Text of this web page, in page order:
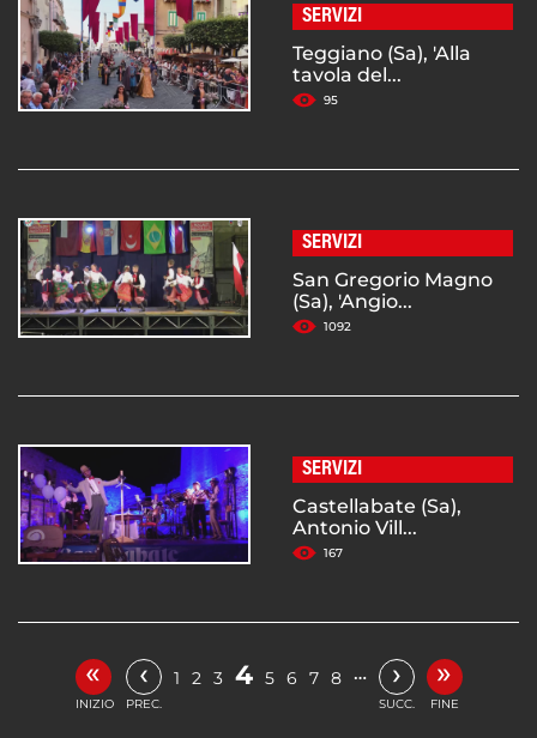
SERVIZI
Teggiano (Sa), 'Alla
tavola del...
95
SERVIZI
San Gregorio Magno
(Sa), 'Angio...
1092
SERVIZI
Castellabate (Sa),
Antonio Vill...
167
«
INIZIO
‹
PREC.
1 2 3 4 5 6 7 8 … ›
SUCC.
»
FINE